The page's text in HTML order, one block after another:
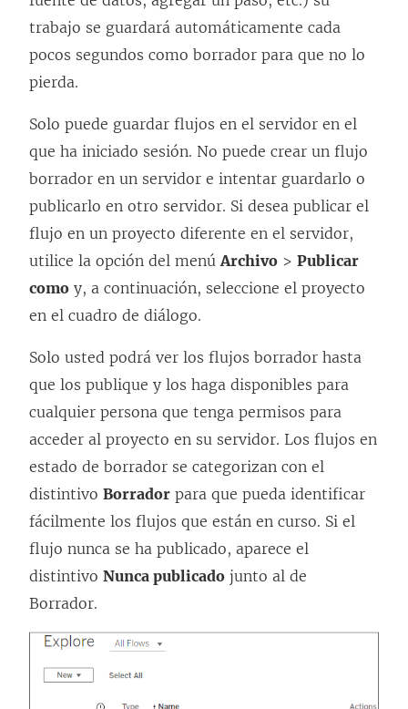
trabajo se guardará automáticamente cada
pocos segundos como borrador para que no lo
pierda.
Solo puede guardar flujos en el servidor en el
que ha iniciado sesión. No puede crear un flujo
borrador en un servidor e intentar guardarlo o
publicarlo en otro servidor. Si desea publicar el
flujo en un proyecto diferente en el servidor,
utilice la opción del menú Archivo > Publicar
como y, a continuación, seleccione el proyecto
en el cuadro de diálogo.
Solo usted podrá ver los flujos borrador hasta
que los publique y los haga disponibles para
cualquier persona que tenga permisos para
acceder al proyecto en su servidor. Los flujos en
estado de borrador se categorizan con el
distintivo Borrador para que pueda identificar
fácilmente los flujos que están en curso. Si el
flujo nunca se ha publicado, aparece el
distintivo Nunca publicado junto al de
Borrador.